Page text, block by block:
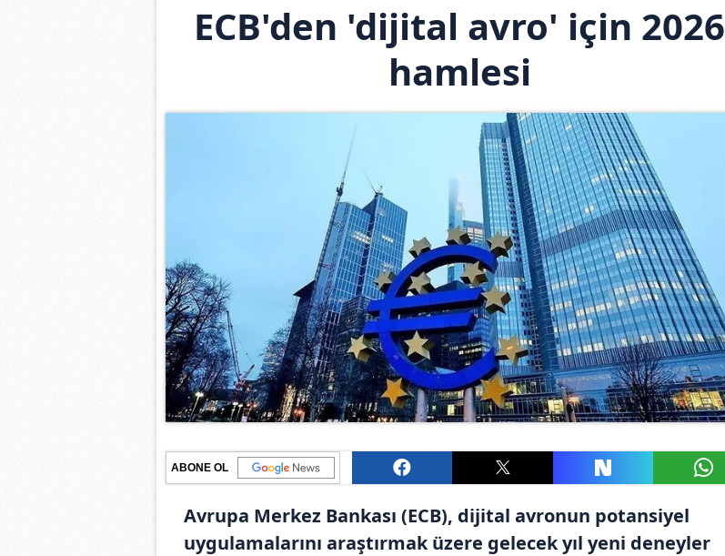
ECB'den 'dijital avro' için 2026
hamlesi
ABONE OL
Avrupa Merkez Bankası (ECB), dijital avronun potansiyel
uygulamalarını araştırmak üzere gelecek yıl yeni deneyler